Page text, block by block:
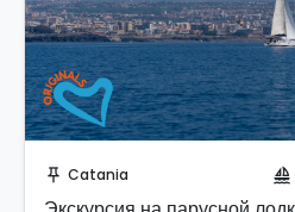
push_pin Catania sailing